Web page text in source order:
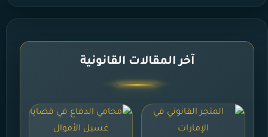
آخر المقالات القانونية